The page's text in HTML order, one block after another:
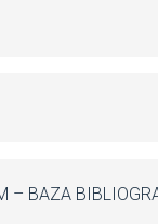
– BAZA